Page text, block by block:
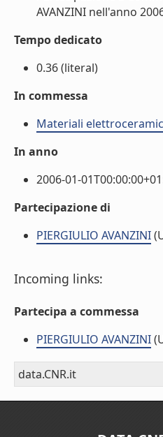
AVANZINI nell'anno
Tempo dedicato
0.36 (literal)
In commessa
Materiali elettroceramici
In anno
2006-01-
Partecipazione di
PIERGIULIO AVANZINI
Incoming links:
Partecipa a commessa
PIERGIULIO AVANZINI
data.CNR.it